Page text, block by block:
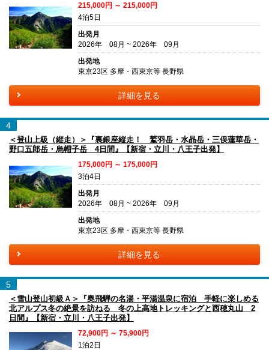
215,000円 ～ 215,000円
4泊5日
出発月
2026年 08月 ~ 2026年 09月
出発地
東京23区 多摩・西東京等 長野県
詳細を見る
4
＜登山上級（縦走）＞『裏銀座縦走！ 鷲羽岳・水晶岳・三俣蓮華岳・
野口五郎岳・烏帽子岳 4日間』【新宿・立川・八王子出発】
175,000円 ～ 175,000円
3泊4日
出発月
2026年 08月 ~ 2026年 09月
出発地
東京23区 多摩・西東京等 長野県
詳細を見る
5
＜雪山登山初級Ａ＞『奥飛騨の名湯・平湯温泉に宿泊 手軽に楽しめる
北アルプス冬の絶景を訪ねる 冬の上高地トレッキングと西穂丸山 2
日間』【新宿・立川・八王子出発】
72,900円 ～ 75,900円
1泊2日